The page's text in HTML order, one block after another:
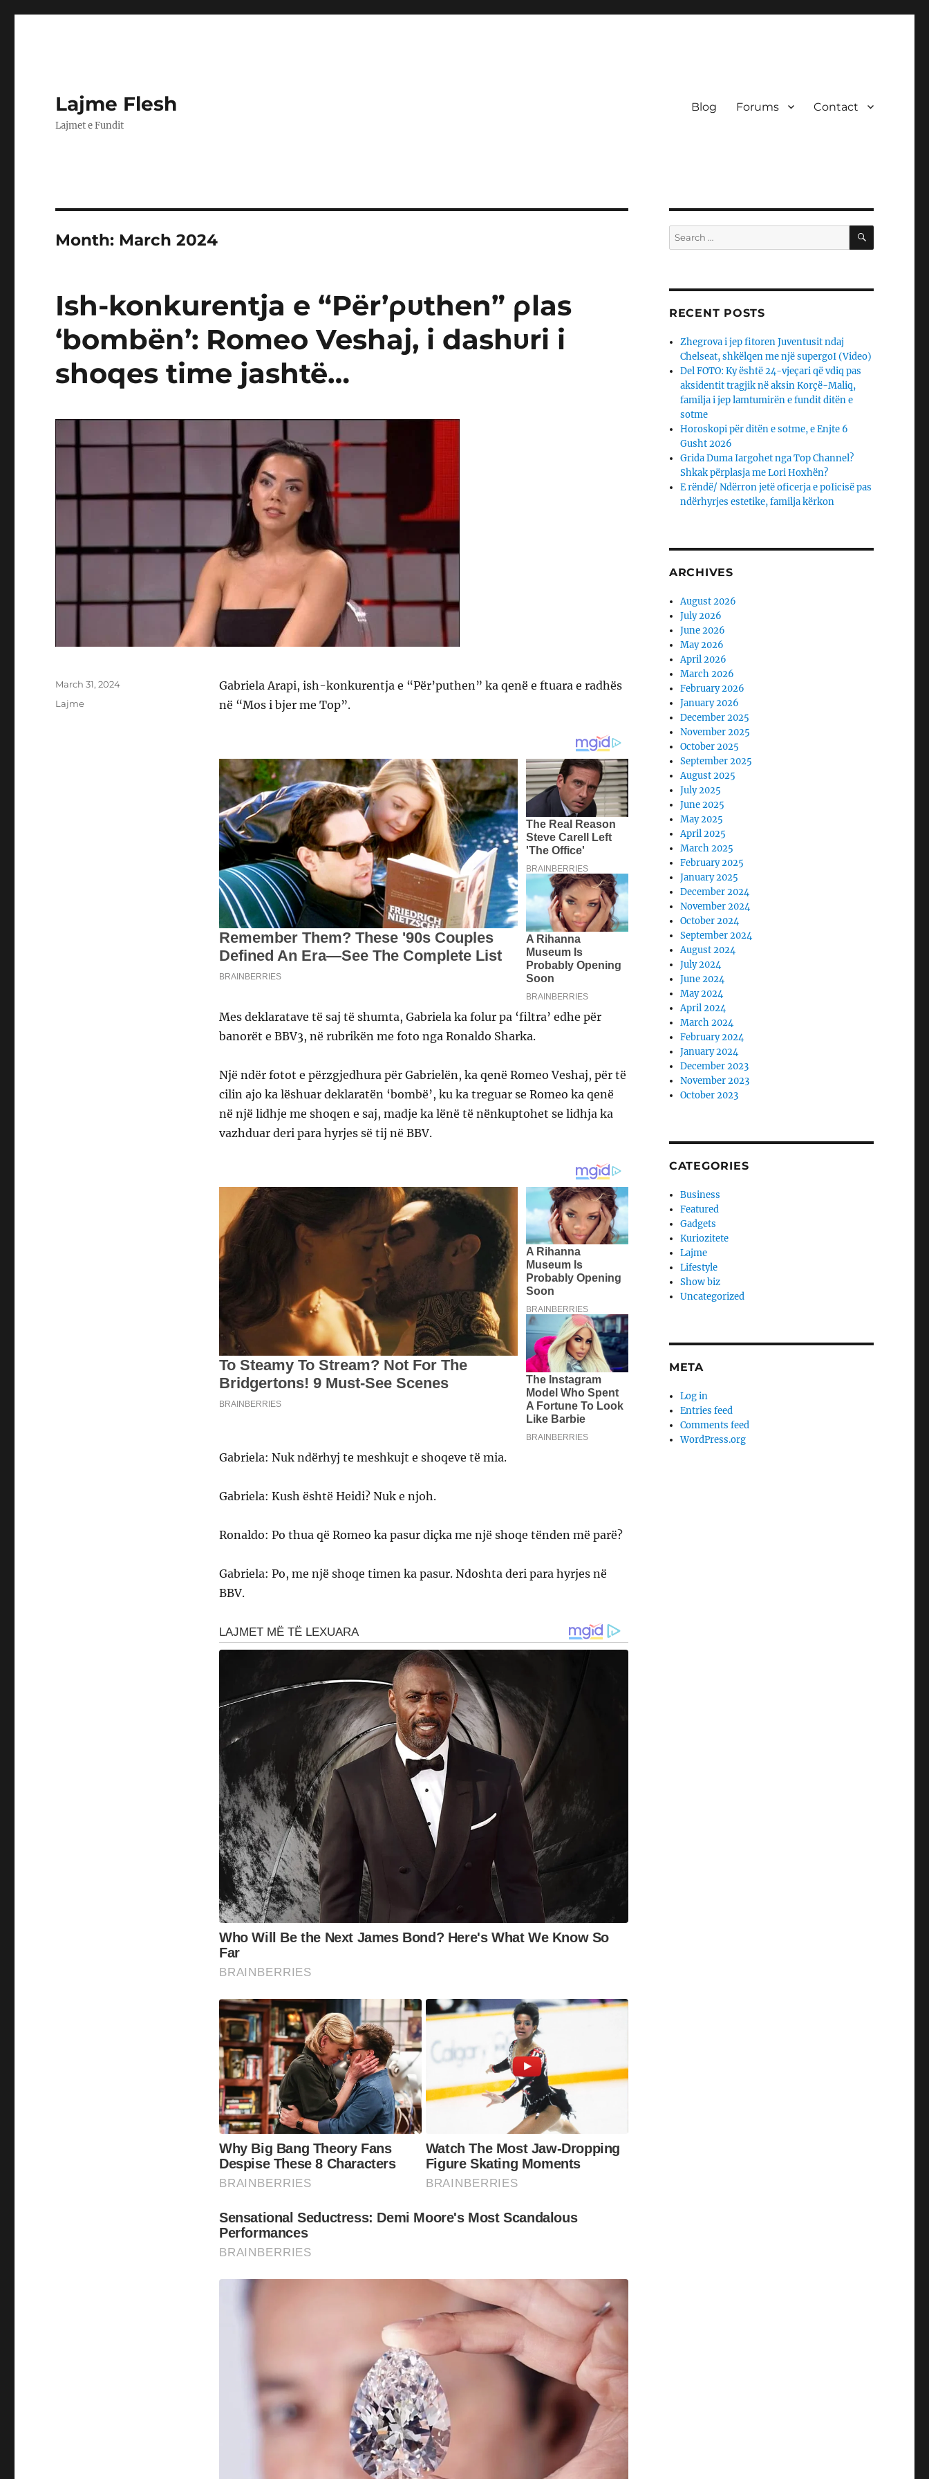
Lajme Flesh
Lajmet e Fundit
Blog Forums Contact
Month: March 2024
Ish-konkurentja e “Për’ρυthen” ρlas
‘bombën’: Romeo Veshaj, i dashυri i
shoqes time jashtë…
Gabriela Arapi, ish-konkurentja e “Për’puthen” ka qenë e ftuara e radhës
në “Mos i bjer me Top”.
Mes deklaratave të saj të shumta, Gabriela ka folur pa ‘filtra’ edhe për
banorët e BBV3, në rubrikën me foto nga Ronaldo Sharka.
Një ndër fotot e përzgjedhura për Gabrielën, ka qenë Romeo Veshaj, për të
cilin ajo ka lëshuar deklaratën ‘bombë’, ku ka treguar se Romeo ka qenë
në një lidhje me shoqen e saj, madje ka lënë të nënkuptohet se lidhja ka
vazhduar deri para hyrjes së tij në BBV.
Gabriela: Nuk ndërhyj te meshkujt e shoqeve të mia.
Gabriela: Kush është Heidi? Nuk e njoh.
Ronaldo: Po thua që Romeo ka pasur diçka me një shoqe tënden më parë?
Gabriela: Po, me një shoqe timen ka pasur. Ndoshta deri para hyrjes në
BBV.
Posted
March 31, 2024
Categories
Lajme
Search
for:
SEARCH
RECENT POSTS
Zhegrova i jep fitoren Juventusit ndaj
Chelseat, shkëlqen me një supergoI (Video)
Del FOTO: Ky është 24-vjeçari që vdiq pas
aksidentit tragjik në aksin Korçë-Maliq,
familja i jep lamtumirën e fundit ditën e
sotme
Horoskopi për ditën e sotme, e Enjte 6
Gusht 2026
Grida Duma Iargohet nga Top Channel?
Shkak përplasja me Lori Hoxhën?
E rëndë/ Ndërron jetë oficerja e poIicisë pas
ndërhyrjes estetike, familja kërkon
ARCHIVES
August 2026
July 2026
June 2026
May 2026
April 2026
March 2026
February 2026
January 2026
December 2025
November 2025
October 2025
September 2025
August 2025
July 2025
June 2025
May 2025
April 2025
March 2025
February 2025
January 2025
December 2024
November 2024
October 2024
September 2024
August 2024
July 2024
June 2024
May 2024
April 2024
March 2024
February 2024
January 2024
December 2023
November 2023
October 2023
CATEGORIES
Business
Featured
Gadgets
Kuriozitete
Lajme
Lifestyle
Show biz
Uncategorized
META
Log in
Entries feed
Comments feed
WordPress.org